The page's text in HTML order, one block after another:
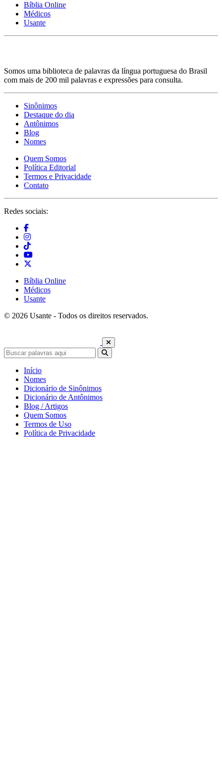
Bíblia Online
Médicos
Usante
Somos uma biblioteca de palavras da língua portuguesa do Brasil
com mais de 200 mil palavras e expressões para consulta.
Sinônimos
Destaque do dia
Antônimos
Blog
Nomes
Quem Somos
Política Editorial
Termos e Privacidade
Contato
Redes sociais:
Bíblia Online
Médicos
Usante
© 2026 Usante - Todos os direitos reservados.
Início
Nomes
Dicionário de Sinônimos
Dicionário de Antônimos
Blog / Artigos
Quem Somos
Termos de Uso
Política de Privacidade